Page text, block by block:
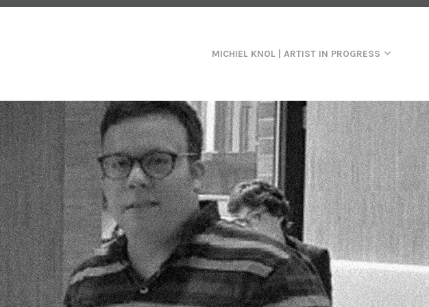
MICHIEL KNOL | ARTIST IN PROGRESS